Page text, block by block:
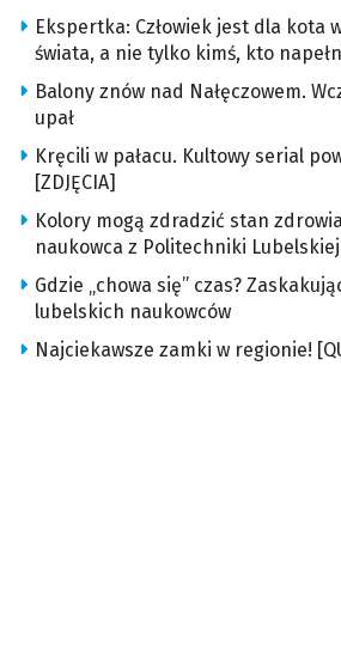
Ekspertka: Człowiek jest dla kota
świata, a nie tylko kimś, kto
Balony znów nad Nałęczowem.
upał
Kręcili w pałacu. Kultowy serial
[ZDJĘCIA]
Kolory mogą zdradzić stan
naukowca z Politechniki Lubelskiej
Gdzie „chowa się” czas?
lubelskich naukowców
Najciekawsze zamki w regionie!